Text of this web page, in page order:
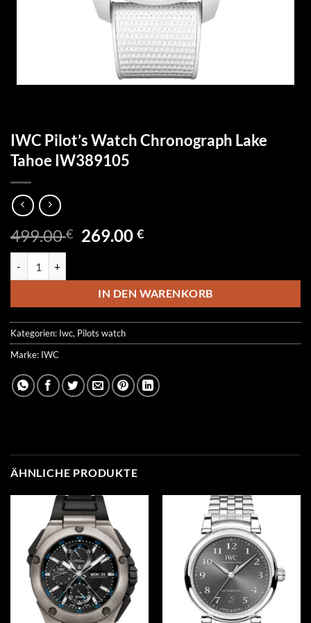
IWC Pilot’s Watch Chronograph Lake
Tahoe IW389105
499.00€ Ursprünglicher
499.00 €
269.00€Aktueller
269.00 €.
IN DEN WARENKORB
Kategorien: Iwc, Pilots watch
Marke: IWC
ÄHNLICHE PRODUKTE